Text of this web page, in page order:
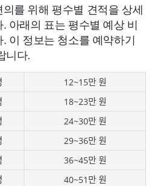
를 위해 평수별 견적을 상세
아래의 표는 평수별 예상 비
이 정보는 청소를 예약하기
니다.
12~15만 원
18~23만 원
24~30만 원
29~36만 원
36~45만 원
40~51만 원